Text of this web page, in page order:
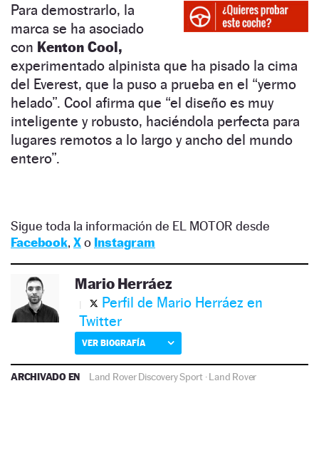
Para demostrarlo, la
marca se ha asociado
con Kenton Cool,
experimentado alpinista que ha pisado la cima
del Everest, que la puso a prueba en el “yermo
helado”. Cool afirma que “el diseño es muy
inteligente y robusto, haciéndola perfecta para
lugares remotos a lo largo y ancho del mundo
entero”.
Sigue toda la información de EL MOTOR desde
Facebook, Xo Instagram
Mario Herráez
Perfil de Mario Herráez en
Twitter
VER BIOGRAFÍA
ARCHIVADO EN Land Rover Discovery Sport ·Land Rover